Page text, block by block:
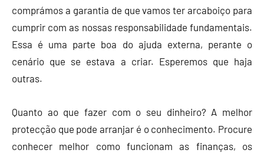
comprámos a garantia de que vamos ter arcaboiço para
cumprir com as nossas responsabilidade fundamentais.
Essa é uma parte boa do ajuda externa, perante o
cenário que se estava a criar. Esperemos que haja
outras.
Quanto ao que fazer com o seu dinheiro? A melhor
protecção que pode arranjar é o conhecimento. Procure
conhecer melhor como funcionam as finanças, os